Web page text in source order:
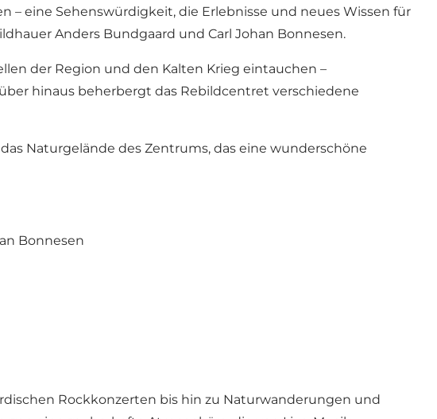
– eine Sehenswürdigkeit, die Erlebnisse und neues Wissen für
Anders Bundgaard und Carl Johan Bonnesen.
der Region und den Kalten Krieg eintauchen –
hinaus beherbergt das Rebildcentret verschiedene
Naturgelände des Zentrums, das eine wunderschöne
Bonnesen
Rockkonzerten bis hin zu Naturwanderungen und